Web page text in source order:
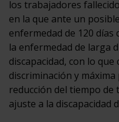
los trabajadores
en la que ante un
enfermedad de 120 días
la enfermedad de larga
discapacidad, con lo
discriminación y
reducción del tiempo
ajuste a la discapacidad